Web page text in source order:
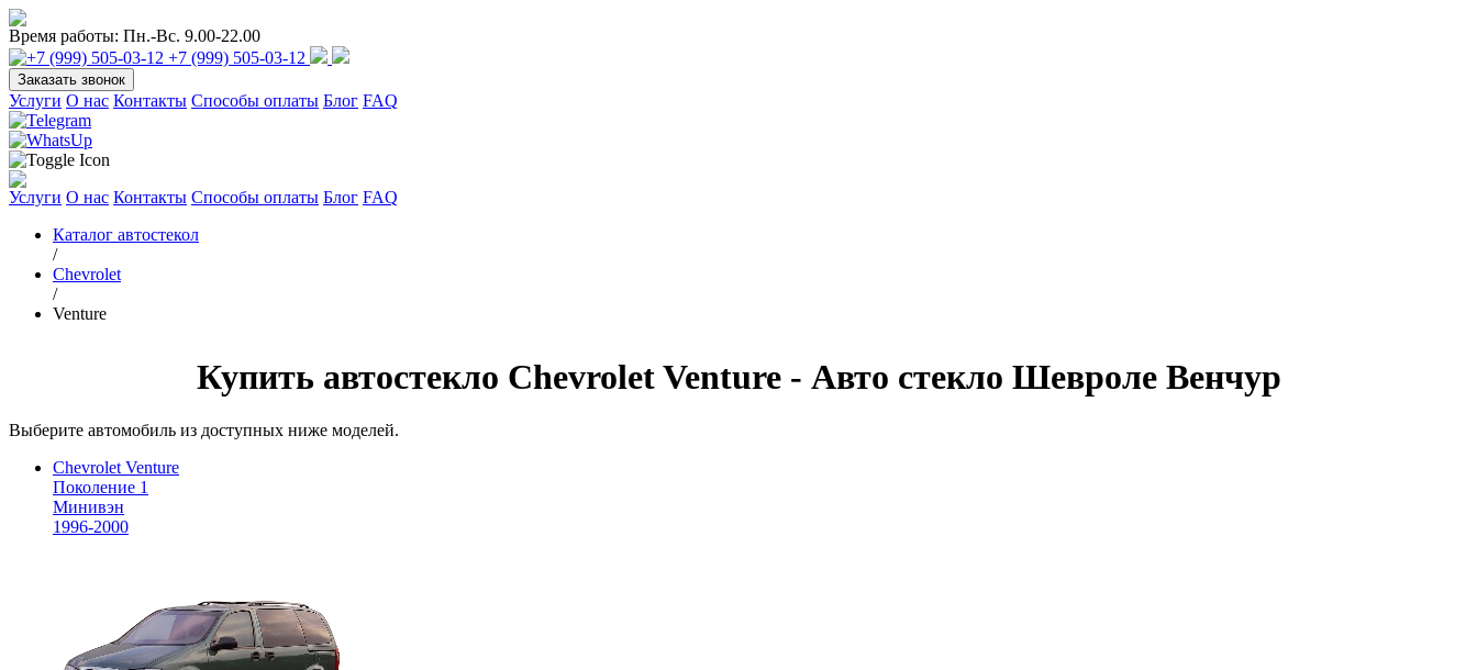
Время работы: Пн.-Вс. 9.00-22.00
+7 (999) 505-03-12
Заказать звонок
Услуги О нас Контакты Способы оплаты Блог FAQ
Услуги О нас Контакты Способы оплаты Блог FAQ
Каталог автостекол
/
Chevrolet
/
Venture
Купить автостекло Chevrolet Venture - Авто стекло Шевроле Венчур
Выберите автомобиль из доступных ниже моделей.
Chevrolet Venture
Поколение 1
Минивэн
1996-2000